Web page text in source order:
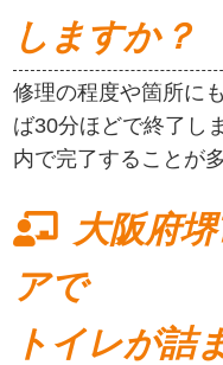
しますか？
修理の程度や箇所に
ば30分ほどで終了し
内で完了することが
大阪府
アで
トイレが詰